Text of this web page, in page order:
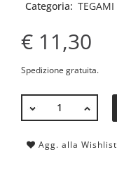
Categoria: TEGAMI
€ 11,30
Spedizione gratuita.
Agg. alla Wishlist